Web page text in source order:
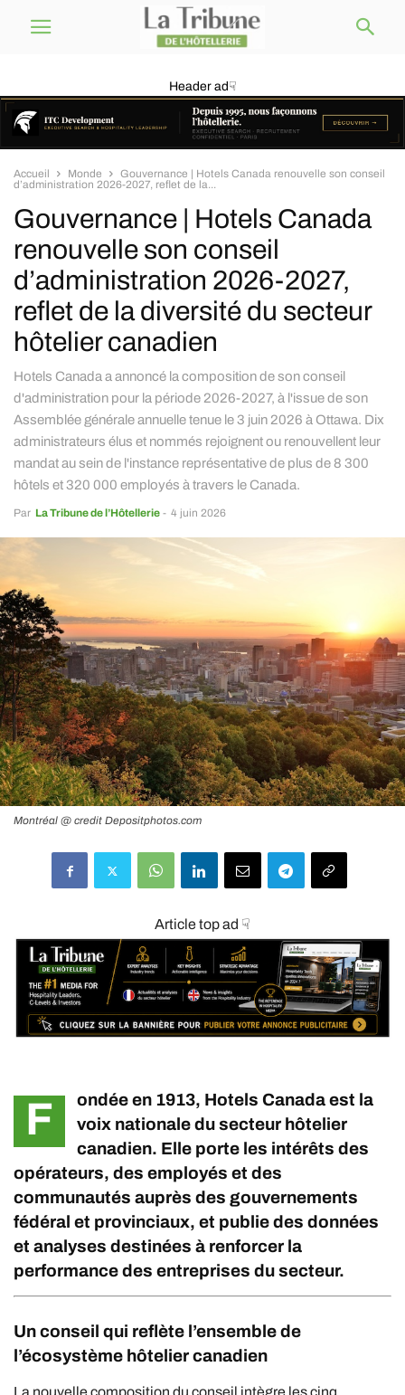
Header ad☟
Accueil Monde
Gouvernance | Hotels Canada renouvelle son conseil
d’administration 2026-2027, reflet de la...
Gouvernance | Hotels Canada
renouvelle son conseil
d’administration 2026-2027,
reflet de la diversité du secteur
hôtelier canadien
Hotels Canada a annoncé la composition de son conseil
d'administration pour la période 2026-2027, à l'issue de son
Assemblée générale annuelle tenue le 3 juin 2026 à Ottawa. Dix
administrateurs élus et nommés rejoignent ou renouvellent leur
mandat au sein de l'instance représentative de plus de 8 300
hôtels et 320 000 employés à travers le Canada.
Par La Tribune de l’Hôtellerie - 4 juin 2026
Montréal @ credit Depositphotos.com
Article top ad ☟
F ondée en 1913, Hotels Canadaest la
voix nationale du secteur hôtelier
canadien. Elle porte les intérêts des
opérateurs, des employés et des
communautés auprès des gouvernements
fédéral et provinciaux, et publie des données
et analyses destinées à renforcer la
performance des entreprises du secteur.
Un conseil qui reflète l’ensemble de
l’écosystème hôtelier canadien
La nouvelle composition du conseil intègre les cinq